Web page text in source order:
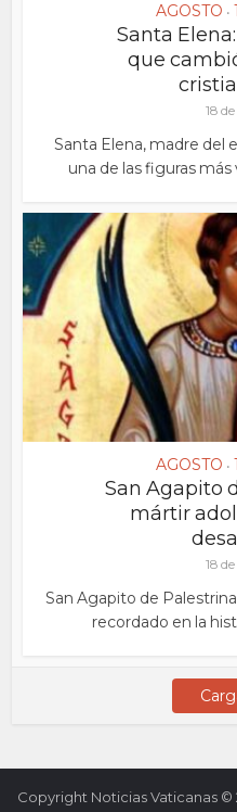
AGOSTO •
Santa
que
18
Santa Elena, madre del
una de las figuras más
AGOSTO •
San Agapito
mártir
18
San Agapito de
recordado en la
Copyright Noticias Vaticanas ©